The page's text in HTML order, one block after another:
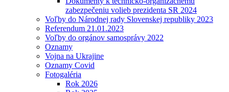
zabezpečeniu volieb prezidenta SR 2024
Voľby do Národnej rady Slovenskej republiky 2023
Referendum 21.01.2023
Voľby do orgánov samosprávy 2022
Oznamy
Vojna na Ukrajine
Oznamy Covid
Fotogaléria
Rok 2026